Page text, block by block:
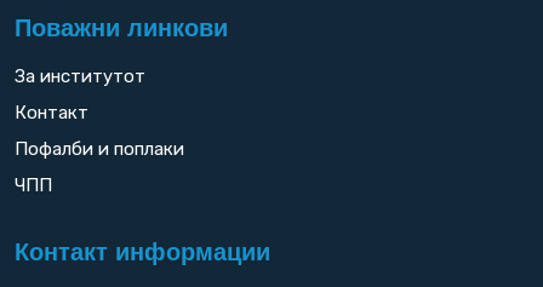
Поважни линкови
За институтот
Контакт
Пофалби и поплаки
ЧПП
Контакт информации